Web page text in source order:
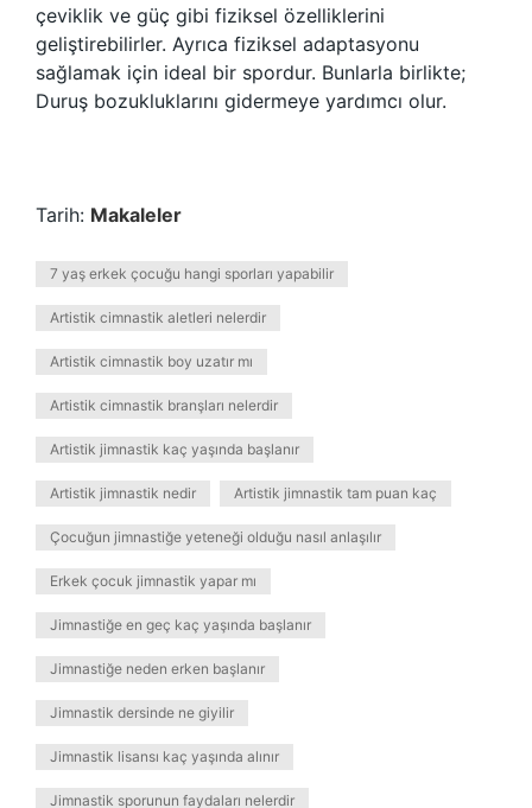
çeviklik ve güç gibi fiziksel özelliklerini
geliştirebilirler. Ayrıca fiziksel adaptasyonu
sağlamak için ideal bir spordur. Bunlarla birlikte;
Duruş bozukluklarını gidermeye yardımcı olur.
Tarih: Makaleler
7 yaş erkek çocuğu hangi sporları yapabilir
Artistik cimnastik aletleri nelerdir
Artistik cimnastik boy uzatır mı
Artistik cimnastik branşları nelerdir
Artistik jimnastik kaç yaşında başlanır
Artistik jimnastik nedir Artistik jimnastik tam puan kaç
Çocuğun jimnastiğe yeteneği olduğu nasıl anlaşılır
Erkek çocuk jimnastik yapar mı
Jimnastiğe en geç kaç yaşında başlanır
Jimnastiğe neden erken başlanır
Jimnastik dersinde ne giyilir
Jimnastik lisansı kaç yaşında alınır
Jimnastik sporunun faydaları nelerdir